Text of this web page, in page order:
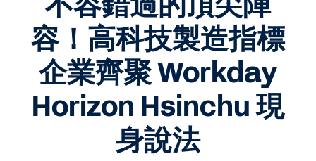
容！高科技製造指標
企業齊聚 Workday
Horizon Hsinchu 現
身說法